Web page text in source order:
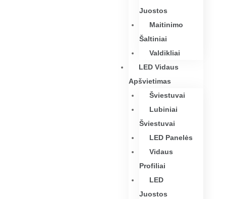
Juostos
Maitinimo
Šaltiniai
Valdikliai
LED Vidaus
Apšvietimas
Šviestuvai
Lubiniai
Šviestuvai
LED Panelės
Vidaus
Profiliai
LED
Juostos